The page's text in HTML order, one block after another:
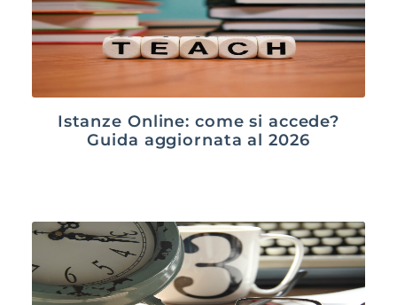
Istanze Online: come si accede?
Guida aggiornata al 2026